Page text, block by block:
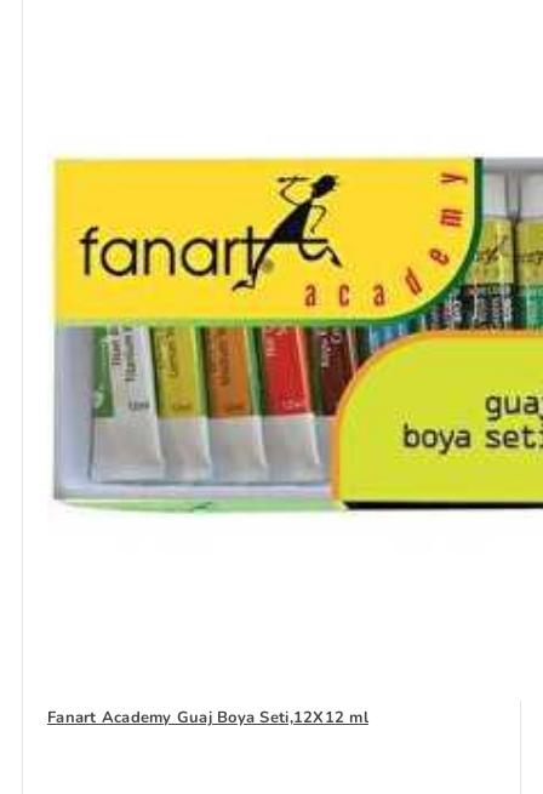
Fanart Academy Guaj Boya Seti,12X12 ml